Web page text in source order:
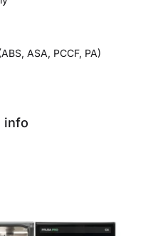
ASA, PCCF, PA)
info